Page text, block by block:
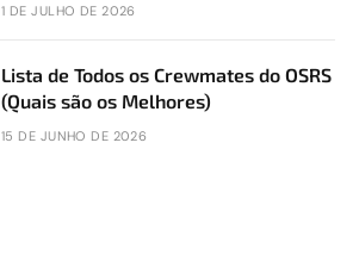
1 DE JULHO DE 2026
Lista de Todos os Crewmates do OSRS
(Quais são os Melhores)
15 DE JUNHO DE 2026